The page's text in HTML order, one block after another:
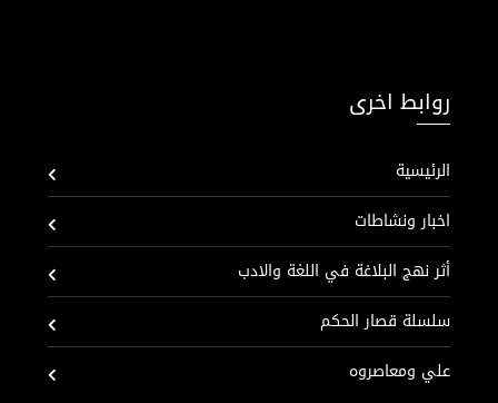
روابط اخرى
الرئيسية
اخبار ونشاطات
أثر نهج البلاغة في اللغة والادب
سلسلة قصار الحكم
علي ومعاصروه